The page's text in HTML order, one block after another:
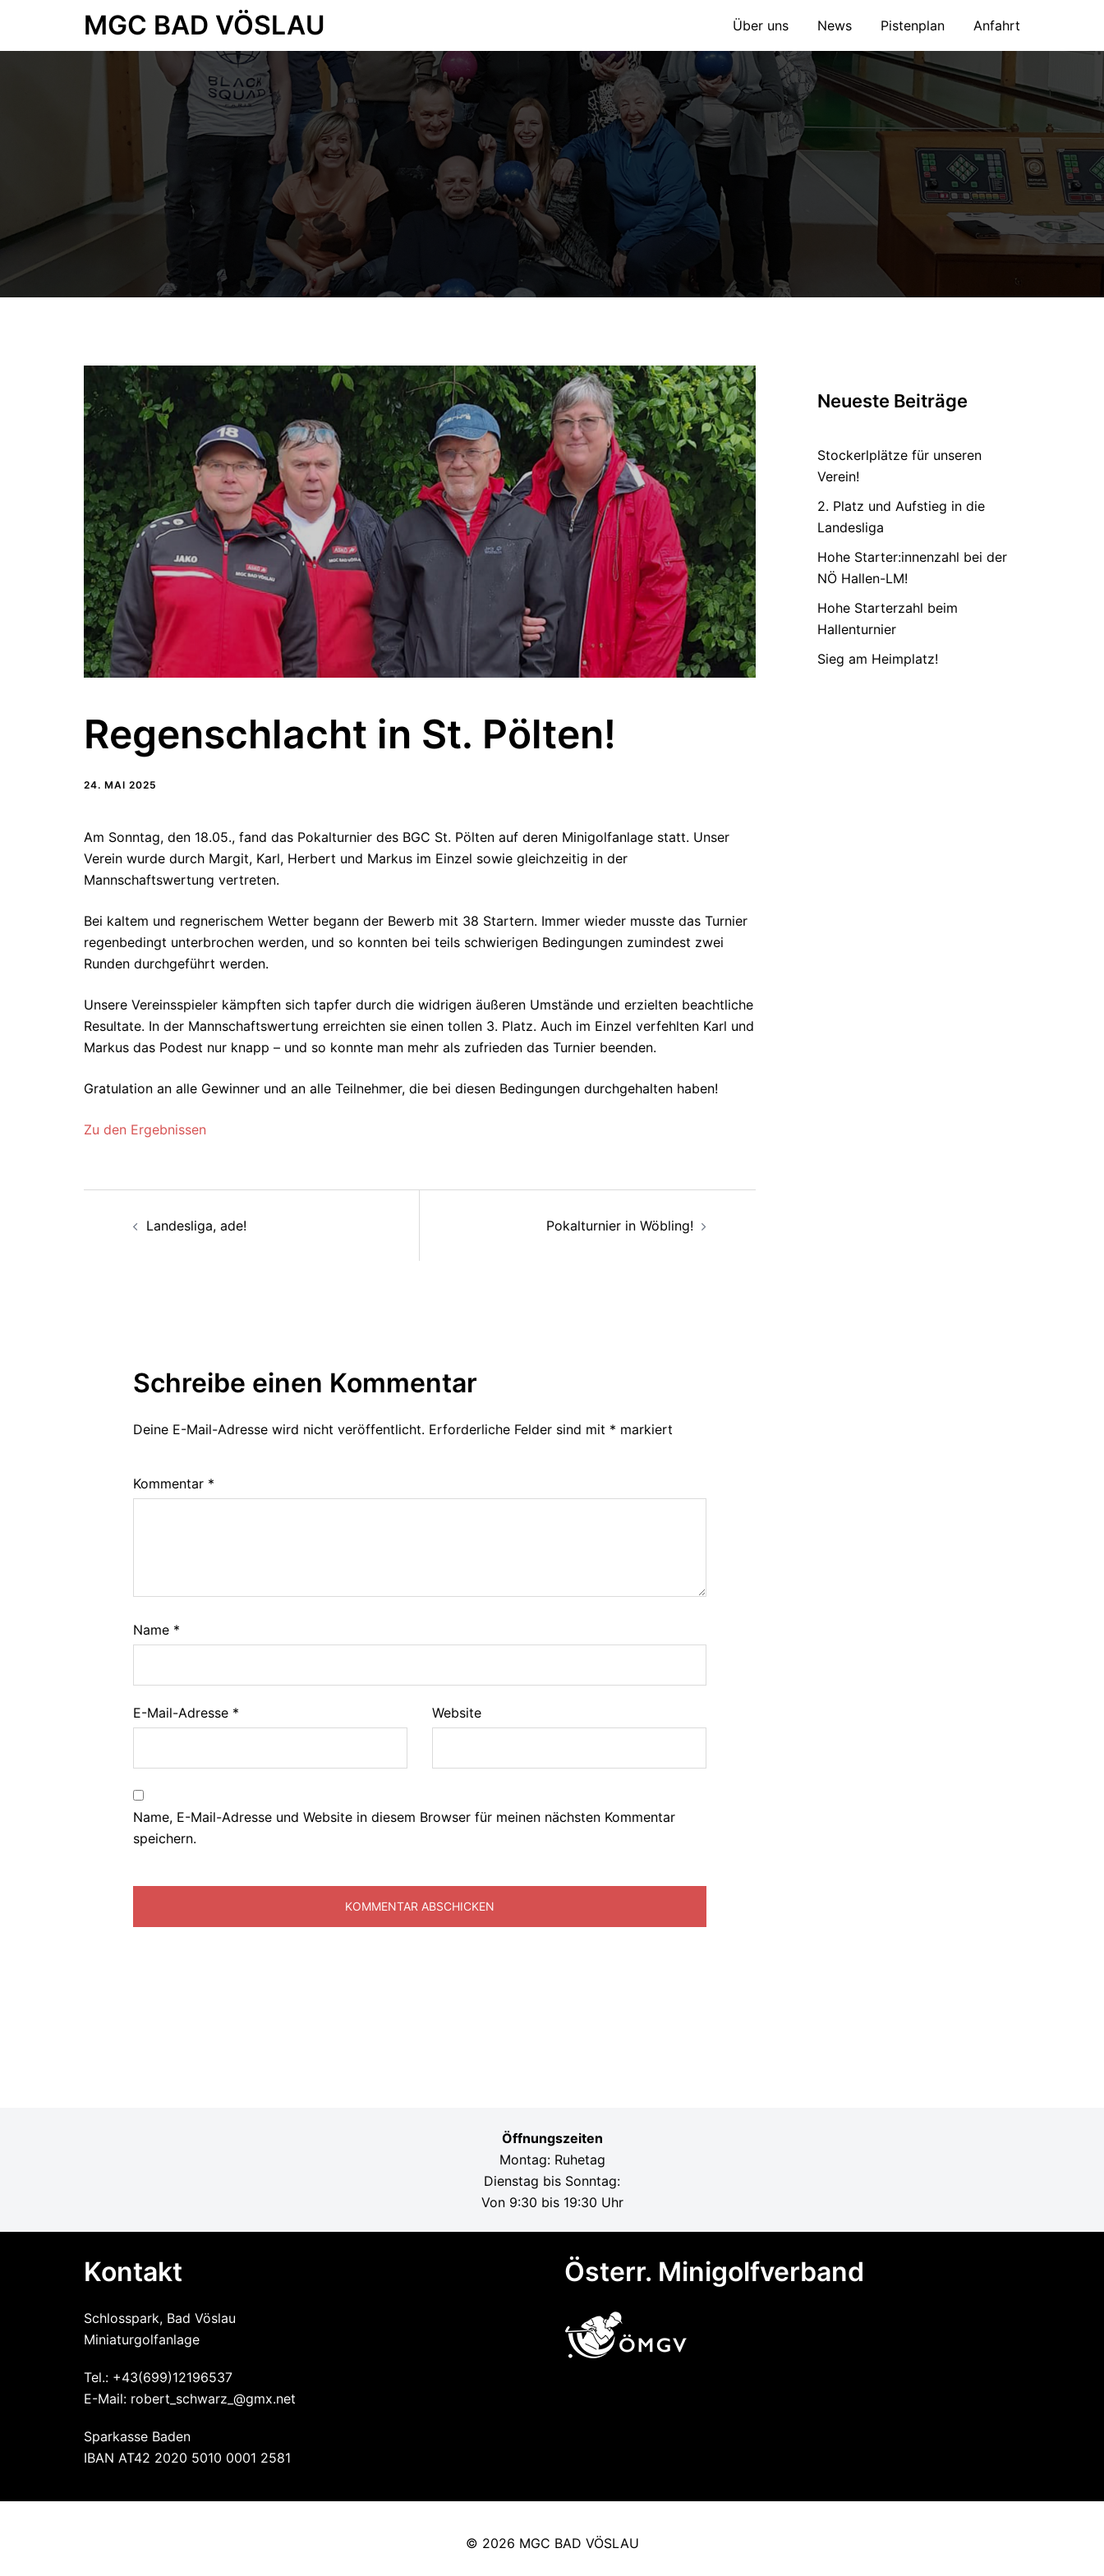
springen
MGC BAD VÖSLAU Über uns News Pistenplan Anfahrt
Regenschlacht in St. Pölten!
24. MAI 2025
Am Sonntag, den 18.05., fand das Pokalturnier des BGC St. Pölten auf deren Minigolfanlage statt. Unser
Verein wurde durch Margit, Karl, Herbert und Markus im Einzel sowie gleichzeitig in der
Mannschaftswertung vertreten.
Bei kaltem und regnerischem Wetter begann der Bewerb mit 38 Startern. Immer wieder musste das Turnier
regenbedingt unterbrochen werden, und so konnten bei teils schwierigen Bedingungen zumindest zwei
Runden durchgeführt werden.
Unsere Vereinsspieler kämpften sich tapfer durch die widrigen äußeren Umstände und erzielten beachtliche
Resultate. In der Mannschaftswertung erreichten sie einen tollen 3. Platz. Auch im Einzel verfehlten Karl und
Markus das Podest nur knapp – und so konnte man mehr als zufrieden das Turnier beenden.
Gratulation an alle Gewinner und an alle Teilnehmer, die bei diesen Bedingungen durchgehalten haben!
Zu den Ergebnissen
Landesliga, ade! Pokalturnier in Wöbling!
Schreibe einen Kommentar
Deine E-Mail-Adresse wird nicht veröffentlicht. Erforderliche Felder sind mit * markiert
Kommentar *
Name *
E-Mail-Adresse * Website
Name, E-Mail-Adresse und Website in diesem Browser für meinen nächsten Kommentar
speichern.
Neueste Beiträge
Stockerlplätze für unseren
Verein!
2. Platz und Aufstieg in die
Landesliga
Hohe Starter:innenzahl bei der
NÖ Hallen-LM!
Hohe Starterzahl beim
Hallenturnier
Sieg am Heimplatz!
Öffnungszeiten
Montag: Ruhetag
Dienstag bis Sonntag:
Von 9:30 bis 19:30 Uhr
Kontakt
Schlosspark, Bad Vöslau
Miniaturgolfanlage
Tel.: +43(699)12196537
E-Mail: robert_schwarz_@gmx.net
Sparkasse Baden
IBAN AT42 2020 5010 0001 2581
Österr. Minigolfverband
© 2026 MGC BAD VÖSLAU